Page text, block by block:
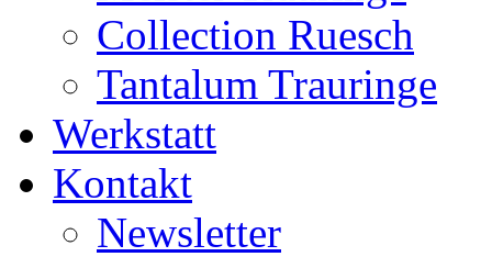
Collection Ruesch
Tantalum Trauringe
Werkstatt
Kontakt
Newsletter